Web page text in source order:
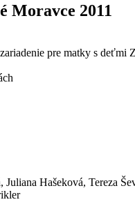
Moravce 2011
pre matky s deťmi
Hašeková, Tereza